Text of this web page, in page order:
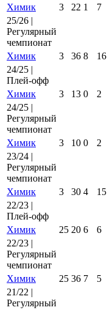
Химик
3 22 1 7
25/26 |
Регулярный
чемпионат
Химик
3 36 8 16
24/25 |
Плей-офф
Химик
3 13 0 2
24/25 |
Регулярный
чемпионат
Химик
3 10 0 2
23/24 |
Регулярный
чемпионат
Химик
3 30 4 15
22/23 |
Плей-офф
Химик
25 20 6 6
22/23 |
Регулярный
чемпионат
Химик
25 36 7 5
21/22 |
Регулярный